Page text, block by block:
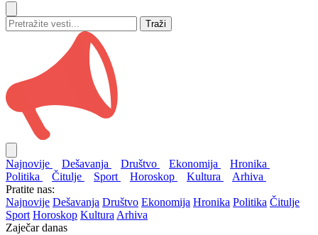
Traži
Najnovije Dešavanja Društvo Ekonomija
Hronika
Politika
Čitulje Sport Horoskop Kultura
Arhiva
Pratite nas:
Najnovije Dešavanja Društvo Ekonomija Hronika Politika Čitulje
Sport Horoskop Kultura Arhiva
Zaječar danas